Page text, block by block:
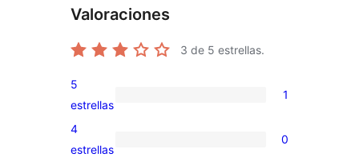
Valoraciones
3 de 5 estrellas.
1
valoración
de
5
estrellas
1
0
4
estrellas
0